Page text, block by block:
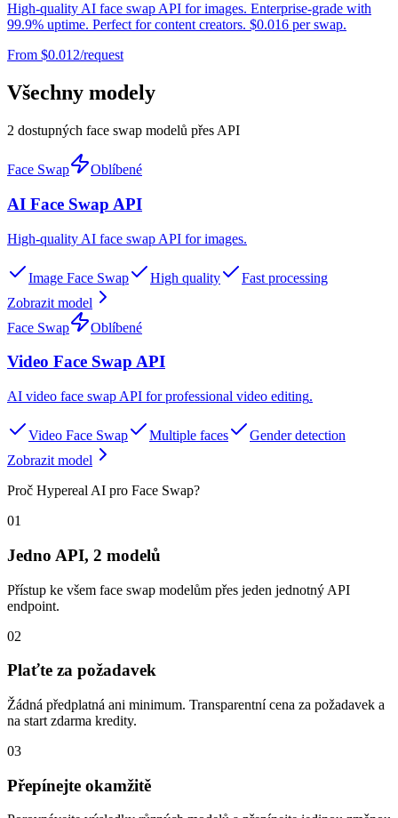
High-quality AI face swap API for images. Enterprise-grade with
99.9% uptime. Perfect for content creators. $0.016 per swap.
From $0.012/request
Všechny modely
2 dostupných face swap modelů přes API
Face Swap Oblíbené
AI Face Swap API
High-quality AI face swap API for images.
Image Face Swap High quality
Fast processing
Zobrazit model
Face Swap
Oblíbené
Video Face Swap API
AI video face swap API for professional video editing.
Video Face Swap Multiple faces
Gender detection
Zobrazit model
Proč Hypereal AI pro Face Swap?
01
Jedno API, 2 modelů
Přístup ke všem face swap modelům přes jeden jednotný API
endpoint.
02
Plaťte za požadavek
Žádná předplatná ani minimum. Transparentní cena za požadavek a
na start zdarma kredity.
03
Přepínejte okamžitě